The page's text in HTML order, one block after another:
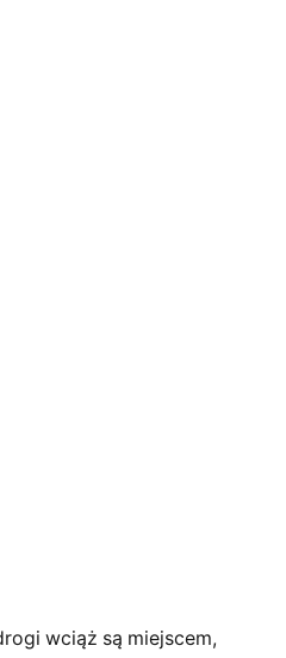
wciąż są miejscem,